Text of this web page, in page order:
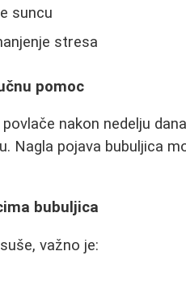
suncu
stresa
pomoc
nakon nedelju
Nagla pojava bubuljica
bubuljica
važno je: